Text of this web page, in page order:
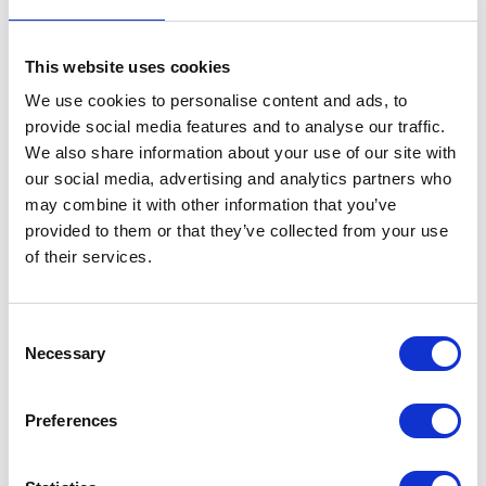
This website uses cookies
We use cookies to personalise content and ads, to
provide social media features and to analyse our traffic.
We also share information about your use of our site with
our social media, advertising and analytics partners who
may combine it with other information that you’ve
provided to them or that they’ve collected from your use
of their services.
Selection
Necessary
Preferences
Podczas tworzenia produktów cyfrowych
dostępności cyfrowej od samego początku
procesu tworzenia oraz w trakcie jego
utrzymywania. Wiodącym standardem w tej
kwestii jest Web Content Accessibility
Guidelines (WCAG), które skupiają się na
czterech kluczowych zasadach:
postrzegalności, funkcjonalności,